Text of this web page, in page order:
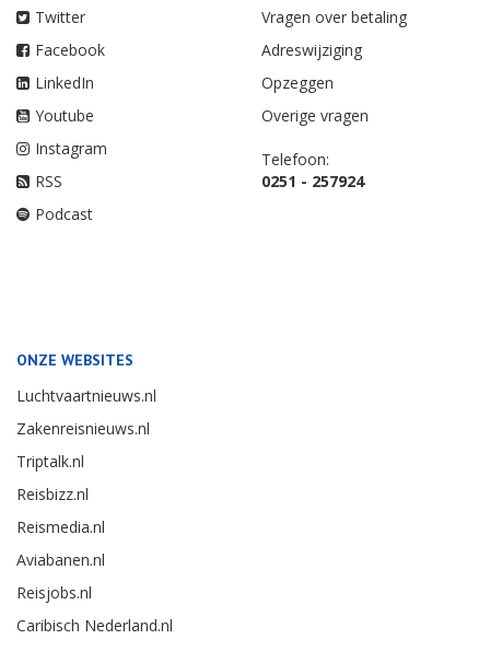
Twitter
Facebook
LinkedIn
Youtube
Instagram
RSS
Podcast
Vragen over betaling
Adreswijziging
Opzeggen
Overige vragen
Telefoon:
0251 - 257924
ONZE WEBSITES
Luchtvaartnieuws.nl
Zakenreisnieuws.nl
Triptalk.nl
Reisbizz.nl
Reismedia.nl
Aviabanen.nl
Reisjobs.nl
Caribisch Nederland.nl